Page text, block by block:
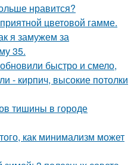
нравится?
цветовой гамме.
я замужем за
35.
быстро и смело,
- кирпич, высокие потолки
тишины в городе
как минимализм может